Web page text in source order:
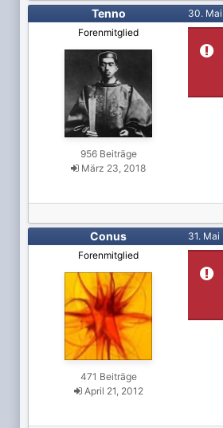
Tenno
Forenmitglied
956 Beiträge
März 23, 2018
30. Mai
Conus
Forenmitglied
471 Beiträge
April 21, 2012
31. Mai